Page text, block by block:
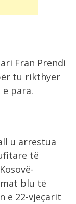
Fran Prendi
tu rikthyer
para.
u arrestua
të
blu të
e 22-vjeçarit